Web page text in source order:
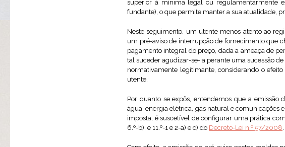
superior à mínima legal ou regulamentarmente
fundante), o que permite manter a sua atualidade,
Neste seguimento, um utente menos atento ao
um pré-aviso de interrupção de fornecimento que
pagamento integral do preço, dada a ameaça de
tal suceder agudizar-se-ia perante uma sucessão
normativamente legitimante, considerando o
utente.
Por quanto se expôs, entendemos que a emissão
água, energia elétrica, gás natural e
imposta, é suscetível de configurar uma prática
6.º-b), e 11.º-1 e 2-a) e c) do Decreto-Lei n.º 57/2008.